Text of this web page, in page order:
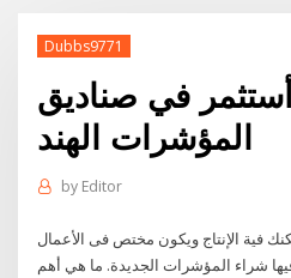
Dubbs9771
في صناديق
المؤشرات الهند
by Editor
فية الإنتاج ويكون مختص فى الأعمال
شراء المؤشرات الجديدة. ما هي أهم